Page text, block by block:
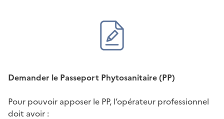
Demander le Passeport Phytosanitaire (PP)
Pour pouvoir apposer le PP, l’opérateur professionnel
doit avoir :